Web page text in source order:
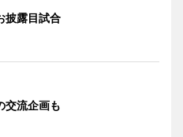
披露目試合
交流企画も